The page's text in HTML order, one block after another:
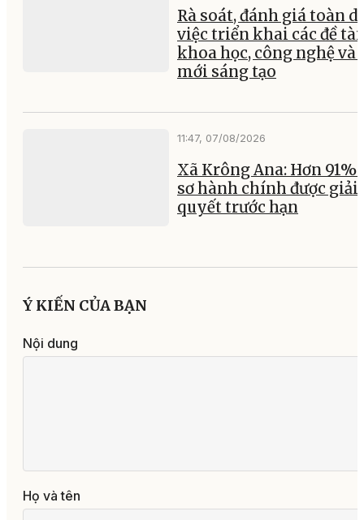
Rà soát, đánh giá toàn
việc triển khai các đề tài
khoa học, công nghệ và
mới sáng tạo
11:47, 07/08/2026
Xã Krông Ana: Hơn 91%
sơ hành chính được giải
quyết trước hạn
Ý KIẾN CỦA BẠN
Nội dung
Họ và tên